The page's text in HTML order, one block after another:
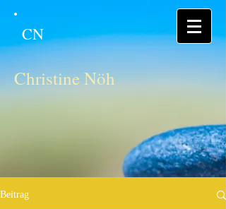
CN
Christine Nöh
Beitrag